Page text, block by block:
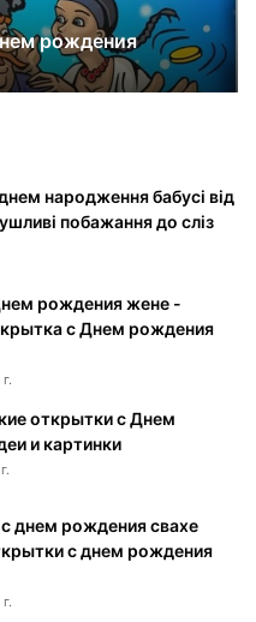
рождения
народження бабусі від
побажання до сліз
рождения жене -
с Днем рождения
открытки с Днем
и картинки
днем рождения свахе
с днем рождения